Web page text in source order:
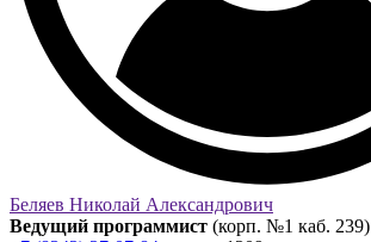
Беляев Николай Александрович
Ведущий программист (корп. №1 каб. 239)